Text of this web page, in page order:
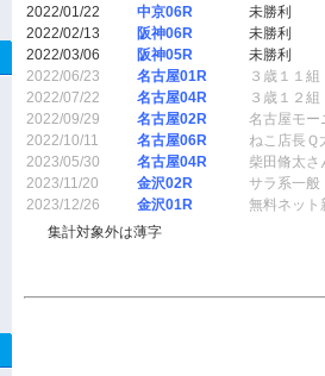
2022/01/22
中京06R
未勝利
2022/02/13
阪神06R
未勝利
2022/03/06
阪神05R
未勝利
2022/06/23
名古屋01R
３歳１１組
2022/07/22
名古屋04R
３歳１２組
2022/09/29
名古屋02R
名古屋モー
2022/10/11
名古屋06R
ねこ店長Ｑ
2023/05/30
名古屋04R
柴田脩太さ
2023/11/20
金沢02R
サラ系一
2023/12/26
金沢01R
無料ネット
集計対象外は薄字